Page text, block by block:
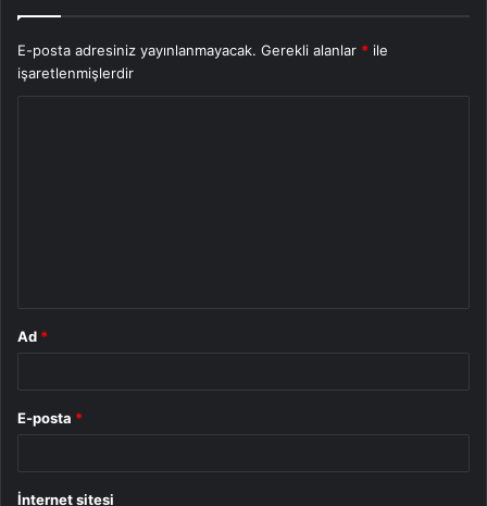
E-posta adresiniz yayınlanmayacak. Gerekli alanlar * ile
işaretlenmişlerdir
Ad *
E-posta *
İnternet sitesi